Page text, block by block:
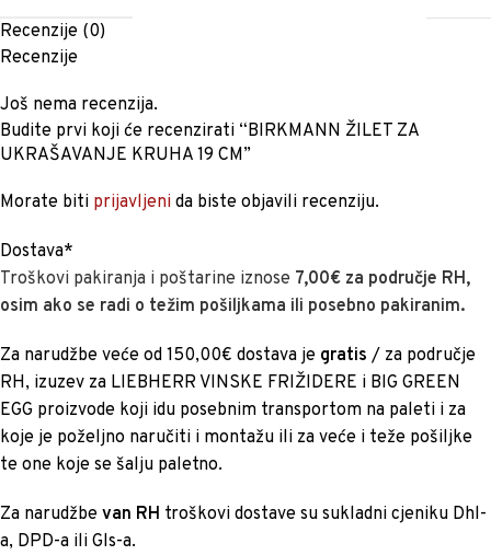
Recenzije (0)
Recenzije
Još nema recenzija.
Budite prvi koji će recenzirati “BIRKMANN ŽILET ZA
UKRAŠAVANJE KRUHA 19 CM”
Morate biti prijavljeni da biste objavili recenziju.
Dostava*
Troškovi pakiranja i poštarine iznose 7,00€ za područje RH,
osim ako se radi o težim pošiljkama ili posebno pakiranim.
Za narudžbe veće od 150,00€ dostava je gratis / za područje
RH, izuzev za LIEBHERR VINSKE FRIŽIDERE i BIG GREEN
EGG proizvode koji idu posebnim transportom na paleti i za
koje je poželjno naručiti i montažu ili za veće i teže pošiljke
te one koje se šalju paletno.
Za narudžbe van RH troškovi dostave su sukladni cjeniku Dhl-
a, DPD-a ili Gls-a.